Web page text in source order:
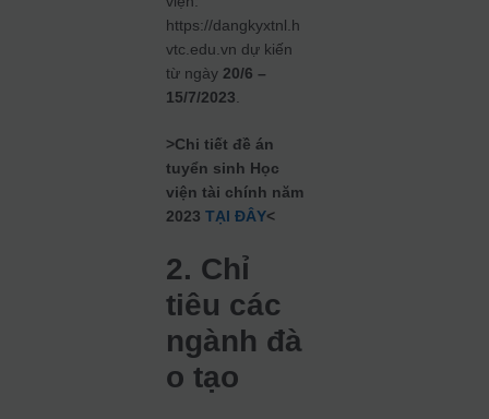
https://dangkyxtnl.h
vtc.edu.vn dự kiến
từ ngày 20/6 –
15/7/2023
>Chi tiết đề án
tuyển sinh Học
viện tài chính năm
2023TẠI ĐÂY<
2. Chỉ
tiêu các
ngành đà
o tạo